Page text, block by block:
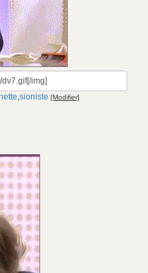
,sioniste [Modifier]